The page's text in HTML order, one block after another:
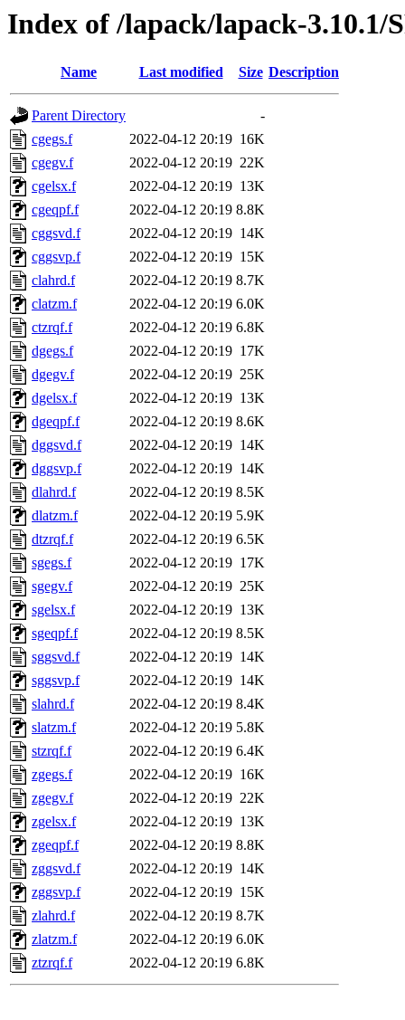
Index of /lapack/lapack-3.10.1/
Name Last modified Size Description
Parent Directory
-
cgegs.f
2022-04-12 20:19 16K
cgegv.f
2022-04-12 20:19 22K
cgelsx.f
2022-04-12 20:19 13K
cgeqpf.f
2022-04-12 20:19 8.8K
cggsvd.f
2022-04-12 20:19 14K
cggsvp.f
2022-04-12 20:19 15K
clahrd.f
2022-04-12 20:19 8.7K
clatzm.f
2022-04-12 20:19 6.0K
ctzrqf.f
2022-04-12 20:19 6.8K
dgegs.f
2022-04-12 20:19 17K
dgegv.f
2022-04-12 20:19 25K
dgelsx.f
2022-04-12 20:19 13K
dgeqpf.f
2022-04-12 20:19 8.6K
dggsvd.f
2022-04-12 20:19 14K
dggsvp.f
2022-04-12 20:19 14K
dlahrd.f
2022-04-12 20:19 8.5K
dlatzm.f
2022-04-12 20:19 5.9K
dtzrqf.f
2022-04-12 20:19 6.5K
sgegs.f
2022-04-12 20:19 17K
sgegv.f
2022-04-12 20:19 25K
sgelsx.f
2022-04-12 20:19 13K
sgeqpf.f
2022-04-12 20:19 8.5K
sggsvd.f
2022-04-12 20:19 14K
sggsvp.f
2022-04-12 20:19 14K
slahrd.f
2022-04-12 20:19 8.4K
slatzm.f
2022-04-12 20:19 5.8K
stzrqf.f
2022-04-12 20:19 6.4K
zgegs.f
2022-04-12 20:19 16K
zgegv.f
2022-04-12 20:19 22K
zgelsx.f
2022-04-12 20:19 13K
zgeqpf.f
2022-04-12 20:19 8.8K
zggsvd.f
2022-04-12 20:19 14K
zggsvp.f
2022-04-12 20:19 15K
zlahrd.f
2022-04-12 20:19 8.7K
zlatzm.f
2022-04-12 20:19 6.0K
ztzrqf.f
2022-04-12 20:19 6.8K